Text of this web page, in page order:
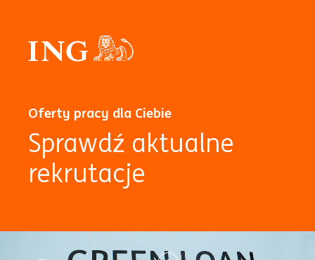
Oferty pracy dla Ciebie
Sprawdź aktualne
rekrutacje